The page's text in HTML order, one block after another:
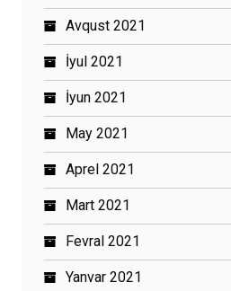
Avqust 2021
İyul 2021
İyun 2021
May 2021
Aprel 2021
Mart 2021
Fevral 2021
Yanvar 2021